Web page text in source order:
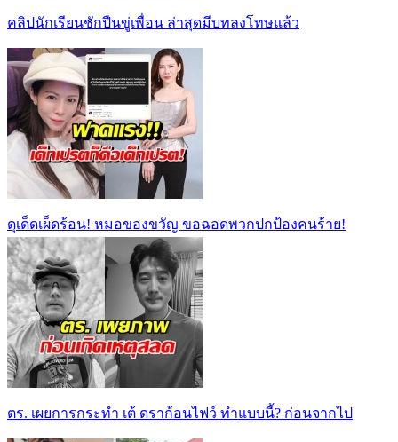
คลิปนักเรียนชักปืนขู่เพื่อน ล่าสุดมีบทลงโทษแล้ว
ดุเด็ดเผ็ดร้อน! หมอของขวัญ ขอฉอดพวกปกป้องคนร้าย!
ตร. เผยการกระทำ เต้ ดราก้อนไฟว์ ทำแบบนี้? ก่อนจากไป